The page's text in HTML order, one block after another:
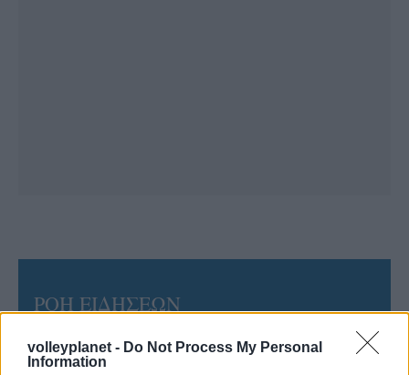
volleyplanet - Do Not Process My Personal
Information
ΡΟΗ ΕΙΔΗΣΕΩΝ
06/08/2026
Το πάλεψε μέχρι τέλους η Εθνική γυναικών κόντρα